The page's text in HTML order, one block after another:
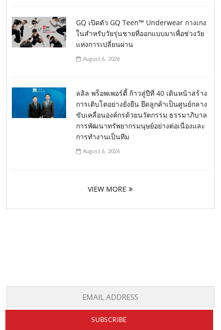
GQ เปิดตัว GQ Teen™ Underwear กางเกง
ในสำหรับวัยรุ่นชายที่ออกแบบมาเพื่อช่วงวัย
แห่งการเปลี่ยนผ่าน
August 6, 2026
ลลิล พร็อพเพอร์ตี้ ก้าวสู่ปีที่ 40 เดินหน้าสร้าง
การเติบโตอย่างยั่งยืน ยึดลูกค้าเป็นศูนย์กลาง
ขับเคลื่อนองค์กรด้วยนวัตกรรม ธรรมาภิบาล
การพัฒนาทรัพยากรมนุษย์อย่างต่อเนื่องและ
การทำงานเป็นทีม
August 6, 2026
VIEW MORE